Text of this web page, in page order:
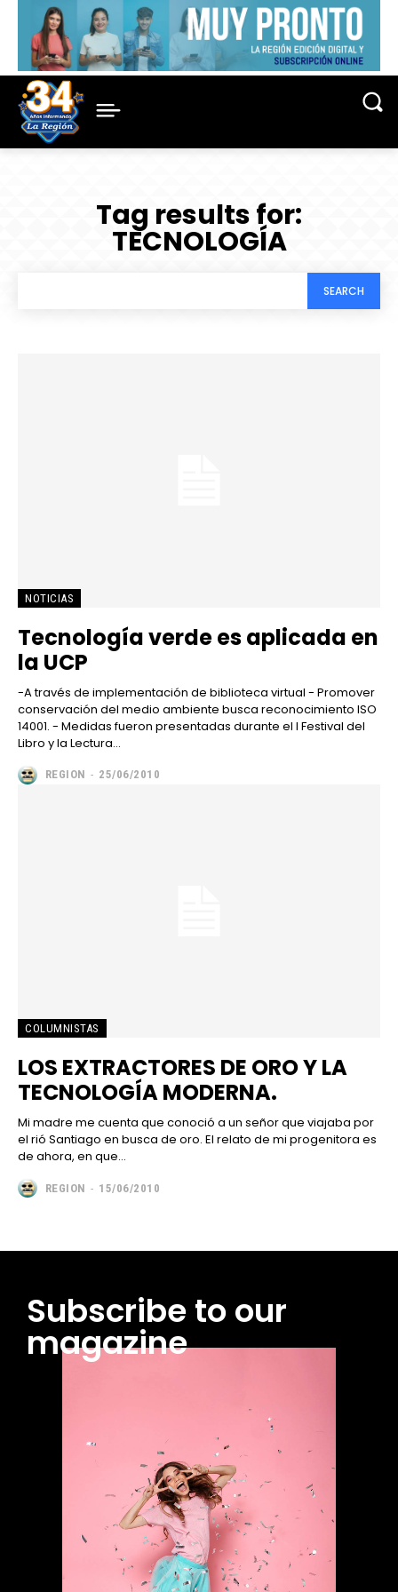
Tag results for:
TECNOLOGÍA
SEARCH
NOTICIAS
Tecnología verde es aplicada en
la UCP
-A través de implementación de biblioteca virtual - Promover
conservación del medio ambiente busca reconocimiento ISO
14001. - Medidas fueron presentadas durante el I Festival del
Libro y la Lectura...
REGION - 25/06/2010
COLUMNISTAS
LOS EXTRACTORES DE ORO Y LA
TECNOLOGÍA MODERNA.
Mi madre me cuenta que conoció a un señor que viajaba por
el rió Santiago en busca de oro. El relato de mi progenitora es
de ahora, en que...
REGION - 15/06/2010
Subscribe to our
magazine